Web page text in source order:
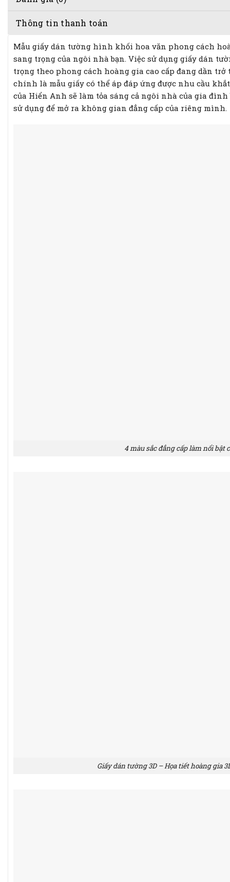
Thông tin thanh toán
Mẫu giấy dán tường hình khối hoa văn phong cách
sang trọng của ngôi nhà bạn. Việc sử dụng giấy dán
trọng theo phong cách hoàng gia cao cấp đang dần
chính là mẫu giấy có thể áp đáp ứng được nhu cầu
của Hiển Anh sẽ làm tỏa sáng cả ngôi nhà của gia
sử dụng để mở ra không gian đẳng cấp của riêng mình.
4 màu sắc đẳng cấp làm nổi bật
Giấy dán tường 3D – Họa tiết hoàng gia